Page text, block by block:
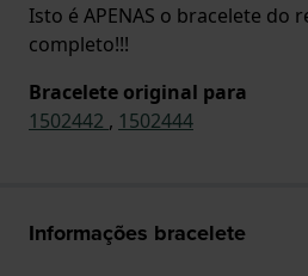
Isto é APENAS o bracelete do
completo!!!
Bracelete original para
1502442 , 1502444
Informações bracelete